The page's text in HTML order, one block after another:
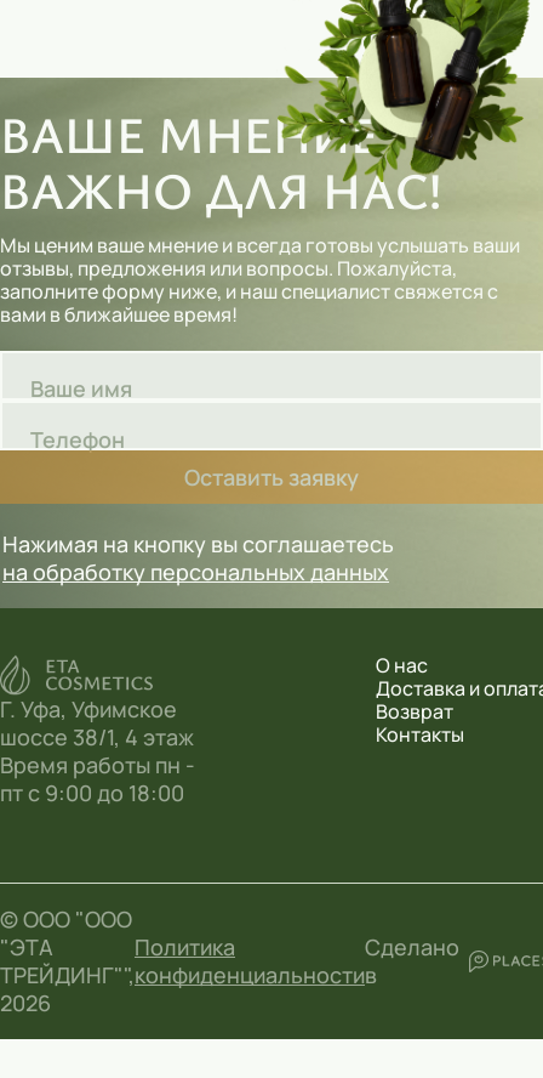
ВАШЕ МНЕНИЕ
ВАЖНО ДЛЯ НАС!
Мы ценим ваше мнение и всегда готовы услышать ваши
отзывы, предложения или вопросы. Пожалуйста,
заполните форму ниже, и наш специалист свяжется с
вами в ближайшее время!
Ваше имя
Телефон
Оставить заявку
Нажимая на кнопку вы соглашаетесь
на обработку персональных данных
Г. Уфа, Уфимское
шоссе 38/1, 4 этаж
Время работы пн -
пт с 9:00 до 18:00
О нас
Доставка и
Возврат
Контакты
© ООО "ООО
"ЭТА
ТРЕЙДИНГ"",
2026
Политика
конфиденциальности
Сделано
в